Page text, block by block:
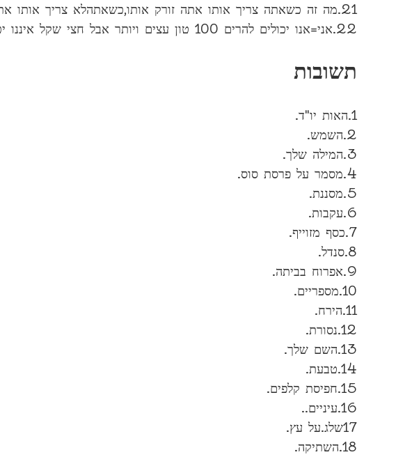
21.מה זה כשאתה צריך אותו אתה זורק אותו,כשאתהלא צריך אותו אתה מחזיר אותו…!?
22.אני=אנו יכולים להרים 100 טון עצים ויותר אבל חצי שקל איננו יכול,מי אני!?
תשובות
1.האות יו"ד.
2.השמש.
3.המילה שלך.
4.מסמר על פרסת סוס.
5.מסננת.
6.עקבות.
7.כסף מזוייף.
8.סנדל.
9.אפרוח בביתה.
10.מספריים.
11.הירח.
12.נסורת.
13.השם שלך.
14.טבעת.
15.חפיסת קלפים.
16.עיניים..
17שלג.על עץ.
18.השתיקה.